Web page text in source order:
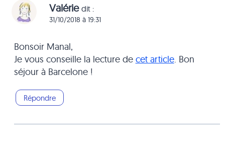
Valérie dit :
31/10/2018 à 19:31
Bonsoir Manal,
Je vous conseille la lecture de cet article. Bon
séjour à Barcelone !
Répondre